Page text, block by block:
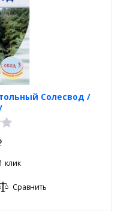
Солесвод /
клик
Сравнить